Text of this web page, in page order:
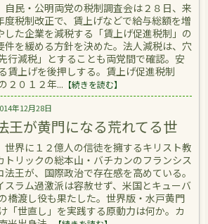
自民・公明両党の税制調査会は２８日、来
度税制改正で、賃上げなどで給与総額を増
した企業を減税する「賃上げ促進税制」の
件を緩める方針を決めた。法人減税は、穴
行減税」とすることも両党間で確認。安
賃上げを後押しする。賃上げ促進税制
２０１２年... 【続きを読む】
年12月28日
王が黄門になる荒れてる世
世界に１２億人の信徒を擁するキリスト教
トリックの総本山・バチカンのフランシス
法王が、国際政治で存在感を高めている。
スラム過激派は容赦せず、米国とキューバ
橋渡し役も果たした。世界版・水戸黄門
「世直し」を実践する原動力は何か。カ